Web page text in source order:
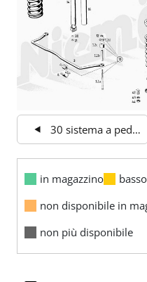
30 sistema a pedale dell'acceleratore
in magazzino
non disponibile in
non più disponibile